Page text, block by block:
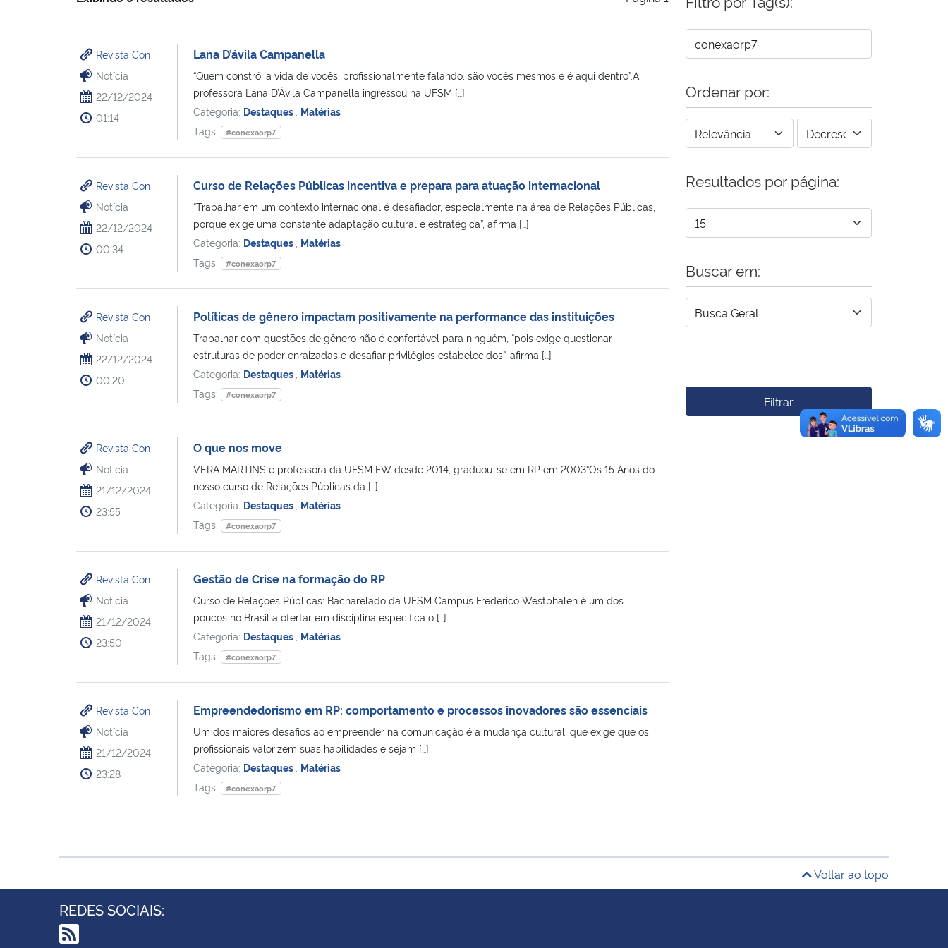
Revista Con
Notícia
22/12/2024
01:14
Lana D’ávila Campanella
“Quem constrói a vida de vocês, profissionalmente falando, são vocês mesmos e é aqui dentro”.A
professora Lana D’Ávila Campanella ingressou na UFSM […]
Categoria: Destaques Matérias
Tags:
#conexaorp7
Revista Con
Notícia
22/12/2024
00:34
Curso de Relações Públicas incentiva e prepara para atuação internacional
“Trabalhar em um contexto internacional é desafiador, especialmente na área de Relações Públicas,
porque exige uma constante adaptação cultural e estratégica”, afirma […]
Categoria: Destaques Matérias
Tags:
#conexaorp7
Revista Con
Notícia
22/12/2024
00:20
Políticas de gênero impactam positivamente na performance das instituições
Trabalhar com questões de gênero não é confortável para ninguém, “pois exige questionar
estruturas de poder enraizadas e desafiar privilégios estabelecidos”, afirma […]
Categoria: Destaques Matérias
Tags:
#conexaorp7
Revista Con
Notícia
21/12/2024
23:55
O que nos move
VERA MARTINS é professora da UFSM FW desde 2014; graduou-se em RP em 2003“Os 15 Anos do
nosso curso de Relações Públicas da […]
Categoria: Destaques Matérias
Tags:
#conexaorp7
Revista Con
Notícia
21/12/2024
23:50
Gestão de Crise na formação do RP
Curso de Relações Públicas: Bacharelado da UFSM Campus Frederico Westphalen é um dos
poucos no Brasil a ofertar em disciplina específica o […]
Categoria: Destaques Matérias
Tags:
#conexaorp7
Revista Con
Notícia
21/12/2024
23:28
Empreendedorismo em RP: comportamento e processos inovadores são essenciais
Um dos maiores desafios ao empreender na comunicação é a mudança cultural, que exige que os
profissionais valorizem suas habilidades e sejam […]
Categoria: Destaques Matérias
Tags:
#conexaorp7
Ordenar por:
Resultados por página:
Buscar em:
Filtrar
Voltar ao topo
REDES SOCIAIS: